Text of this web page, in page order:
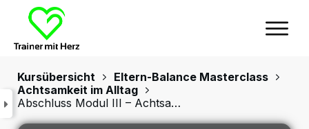
Kursübersicht
Eltern-Balance Masterclass
Achtsamkeit im Alltag
Abschluss Modul III – Achtsamkeit